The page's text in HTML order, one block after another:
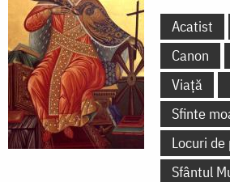
Acatist
Canon
Viață
Sfinte
Locuri
Sfântul